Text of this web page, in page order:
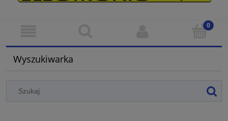
Wyszukiwarka